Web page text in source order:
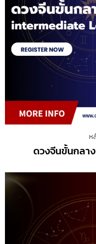
ห
ดวงจีนขั้นกลา